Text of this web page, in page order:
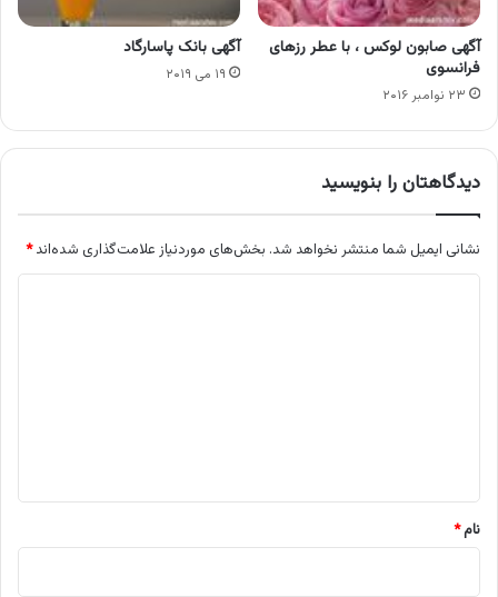
آگهی صابون لوکس ، با عطر رزهای
فرانسوی
۲۳ نوامبر ۲۰۱۶
آگهی بانک پاسارگاد
۱۹ می ۲۰۱۹
دیدگاهتان را بنویسید
نشانی ایمیل شما منتشر نخواهد شد. بخش‌های موردنیاز علامت‌گذاری شده‌اند*
نام*